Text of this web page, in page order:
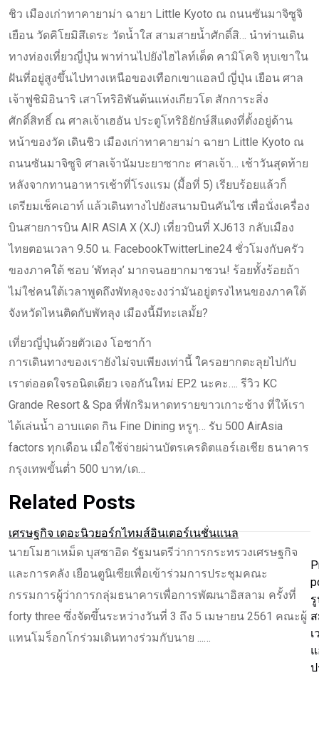
ชิว เมืองเก่าทาคายาม่า ฉายา Little Kyoto ณ ถนนซันมาจิซูจิ
เยือน วัดคิโยมิสึเดระ วัดน้ำใส สามสายน้ำศักดิ์สิ… นำท่านเดิน
ทางท่องเที่ยวญี่ปุ่น พาท่านไปยังไฮไลท์เด็ด คามิโคจิ หุบเขาใน
ฝันที่อยู่สูงขึ้นไปทางเหนือของเทือกเขาแอลป์ ญี่ปุ่น เยือน ศาล
เจ้าฟูชิมิอินาริ เสาโทริอิพันต้นแห่งเกียวโต สักการะสิ่ง
ศักดิ์สิทธิ์ ณ ศาลเจ้าเฮอัน ประตูโทริอิยักษ์สีแดงที่ตั้งอยู่ด้าน
หน้าของวัด เดินชิว เมืองเก่าทาคายาม่า ฉายา Little Kyoto ณ
ถนนซันมาจิซูจิ ศาลเจ้านัมบะยาซากะ ศาลเจ้า… เช้าวันสุดท้าย
หลังจากทานอาหารเช้าที่โรงแรม (มื้อที่ 5) เรียบร้อยแล้วก็
เตรียมเช็คเอาท์ แล้วเดินทางไปยังสนามบินคันไซ เพื่อนั่งเครื่อง
บินสายการบิน AIR ASIA X (XJ) เที่ยวบินที่ XJ613 กลับเมือง
ไทยตอนเวลา 9.50 น. FacebookTwitterLine24 ชั่วโมงกับครัว
ของภาคใต้ ชอบ ‘พัทลุง’ มากจนอยากมาชวน! ร้อยทั้งร้อยถ้า
ไม่ใช่คนใต้เวลาพูดถึงพัทลุงจะงงว่ามันอยู่ตรงไหนของภาคใต้
จังหวัดไหนติดกับพัทลุง เมืองนี้มีทะเลมั้ย?
เที่ยวญี่ปุ่นด้วยตัวเอง โอซาก้า
การเดินทางของเรายังไม่จบเพียงเท่านี้ ใครอยากตะลุยไปกับ
เราต่ออดใจรอนิดเดียว เจอกันใหม่ EP.2 นะคะ…. รีวิว KC
Grande Resort & Spa ที่พักริมหาดทรายขาวเกาะช้าง ที่ให้เรา
ได้เล่นน้ำ อาบแดด กิน Fine Dining หรูๆ… รับ 500 AirAsia
factors ทุกเดือน เมื่อใช้จ่ายผ่านบัตรเครดิตแอร์เอเชีย ธนาคาร
กรุงเทพขั้นต่ำ 500 บาท/เด…
Related Posts
เศรษฐกิจ เดอะนิวยอร์กไทมส์อินเตอร์เนชั่นแนล
นายโมฮาเหม็ด บุสซาอิด รัฐมนตรีว่าการกระทรวงเศรษฐกิจ
และการคลัง เยือนตูนิเซียเพื่อเข้าร่วมการประชุมคณะ
กรรมการผู้ว่าการกลุ่มธนาคารเพื่อการพัฒนาอิสลาม ครั้งที่
forty three ซึ่งจัดขึ้นระหว่างวันที่ 3 ถึง 5 เมษายน 2561 คณะผู้
แทนโมร็อกโกร่วมเดินทางร่วมกับนาย ...…